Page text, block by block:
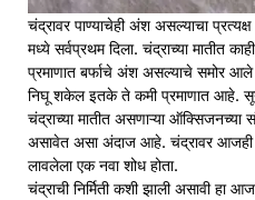
चंद्रावर पाण्याचेही अंश असल्याचा
मध्ये सर्वप्रथम दिला. चंद्राच्या मातीत
प्रमाणात बर्फाचे अंश असल्याचे समोर
निघू शकेल इतके ते कमी प्रमाणात आहे.
चंद्राच्या मातीत असणाऱ्या ऑक्सिजनच्या
असावेत असा अंदाज आहे. चंद्रावर आजही
लावलेला एक नवा शोध होता.
चंद्राची निर्मिती कशी झाली असावी हा